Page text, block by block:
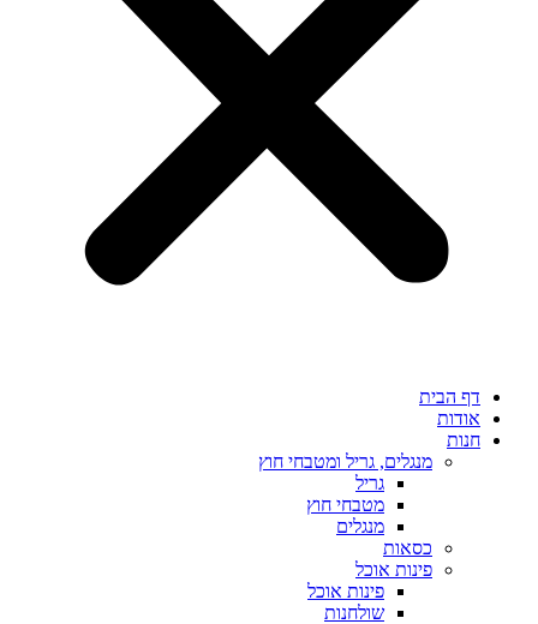
דף הבית
אודות
חנות
מנגלים, גריל ומטבחי חוץ
גריל
מטבחי חוץ
מנגלים
כסאות
פינות אוכל
פינות אוכל
שולחנות